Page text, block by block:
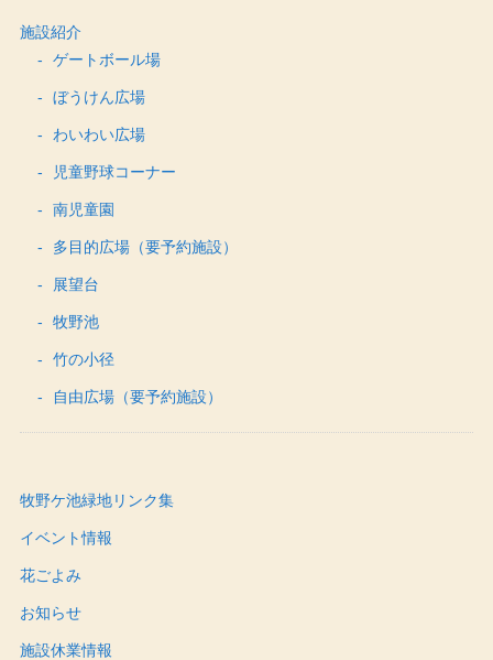
施設紹介
ゲートボール場
ぼうけん広場
わいわい広場
児童野球コーナー
南児童園
多目的広場（要予約施設）
展望台
牧野池
竹の小径
自由広場（要予約施設）
牧野ケ池緑地リンク集
イベント情報
花ごよみ
お知らせ
施設休業情報